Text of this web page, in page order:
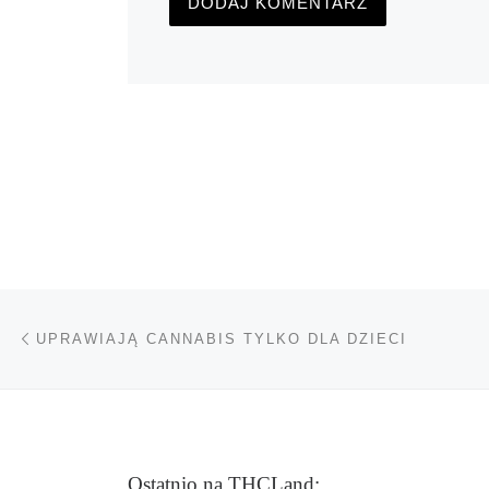
Nawigacja wpisu
UPRAWIAJĄ CANNABIS TYLKO DLA DZIECI
Ostatnio na THCLand: